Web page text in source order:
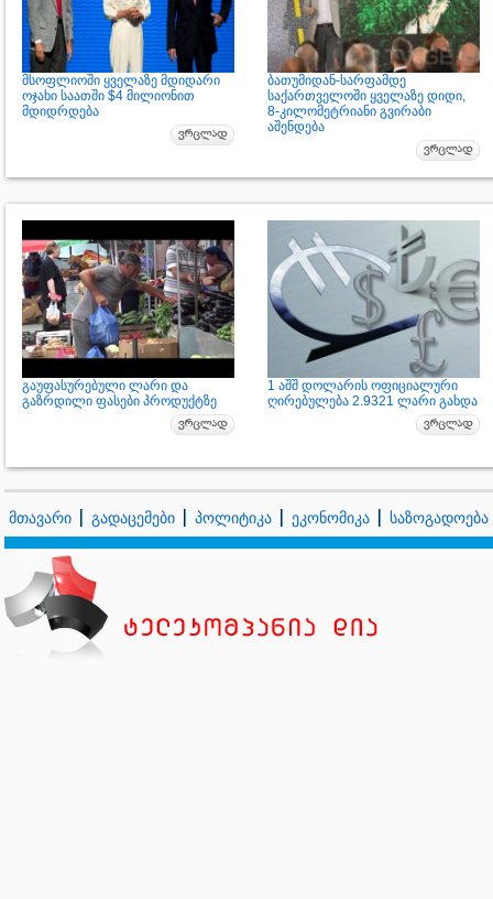
მსოფლიოში ყველაზე მდიდარი
ოჯახი საათში $4 მილიონით
მდიდრდება
ბათუმიდან-სარფამდე
საქართველოში ყველაზე დიდი,
8-კილომეტრიანი გვირაბი
აშენდება
გაუფასურებული ლარი და
გაზრდილი ფასები პროდუქტზე
1 აშშ დოლარის ოფიციალური
ღირებულება 2.9321 ლარი გახდა
მთავარი გადაცემები პოლიტიკა ეკონომიკა საზოგადოება